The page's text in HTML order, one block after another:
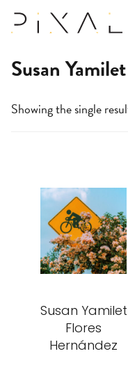
Susan
Showing the single
Susan Yamilet
Flores
Hernández
product
has
multiple
variants.
The
options
chosen
on
the
product